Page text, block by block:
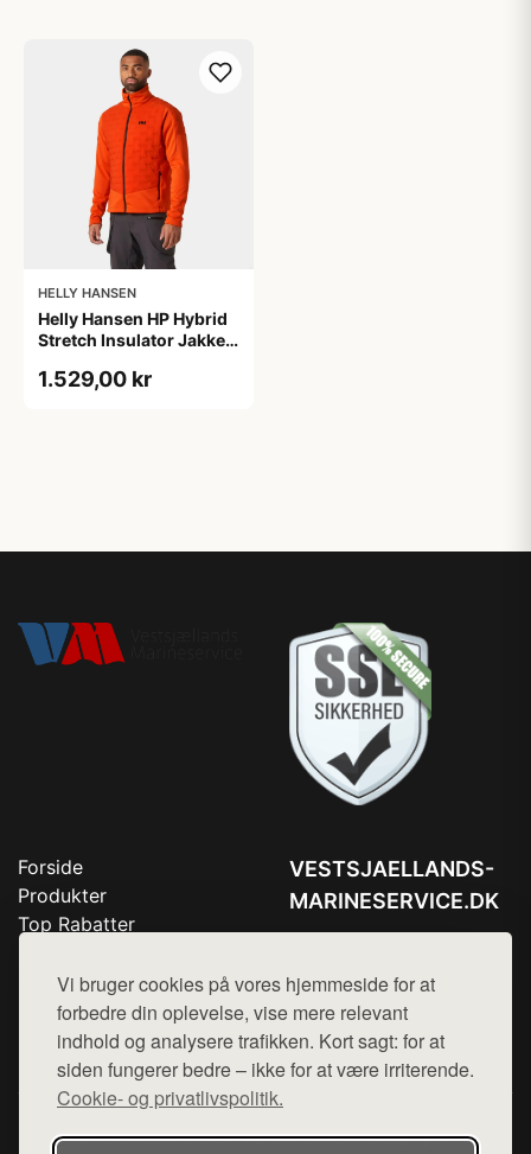
Vi bruger cookies på vores hjemmeside for at
forbedre din oplevelse, vise mere relevant
indhold og analysere trafikken. Kort sagt: for at
siden fungerer bedre – ikke for at være irriterende.
Cookie- og privatlivspolitik.
HELLY HANSEN
Helly Hansen HP Hybrid
Stretch Insulator Jakke
1.529,00 kr
Forside
Produkter
Top Rabatter
Kontakt
VESTSJAELLANDS-
MARINESERVICE.DK
Mail:hej@want.dk
Cookie- og privatlivspolitik
Denne side er en del af want.dk, der udgiver en række